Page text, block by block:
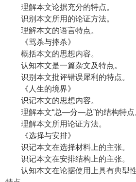
理解本文论据充分的特点。
识别本文所用的论证方法。
理解本文的语言特点。
《骂杀与捧杀》
概括本文的思想内容。
认知本文是一篇杂文及特点。
识别本文批评错误犀利的特点。
《人生的境界》
识记本文的思想内容。
理解本文“总—分—总”的结构特点
理解本文所用论证方法。
《选择与安排》
识记本文在选择材料上的主张。
识记本文在安排结构上的主张。
认知本文在论据使用上具有典型性